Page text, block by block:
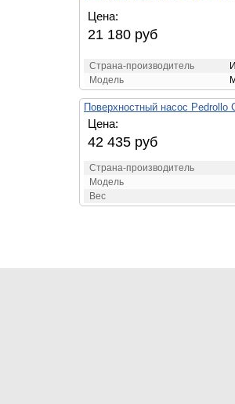
Цена:
21 180 руб
Страна-производитель
Модель
Поверхностный насос Pedrollo
Цена:
42 435 руб
Страна-производитель
Модель
Вес